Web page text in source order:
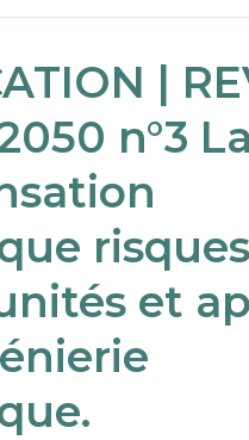
|
n°3 La
et